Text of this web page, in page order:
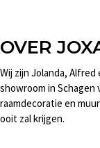
OVER
Wij zijn Jolanda, Alfred
showroom in
raamdecoratie en
ooit zal krijgen.